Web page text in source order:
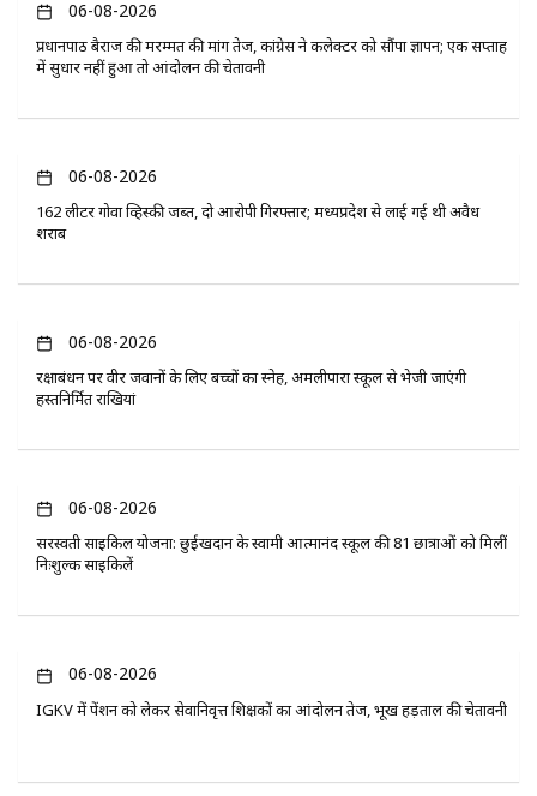
06-08-2026
प्रधानपाठ बैराज की मरम्मत की मांग तेज, कांग्रेस ने कलेक्टर को सौंपा ज्ञापन; एक सप्ताह
में सुधार नहीं हुआ तो आंदोलन की चेतावनी
06-08-2026
162 लीटर गोवा व्हिस्की जब्त, दो आरोपी गिरफ्तार; मध्यप्रदेश से लाई गई थी अवैध
शराब
06-08-2026
रक्षाबंधन पर वीर जवानों के लिए बच्चों का स्नेह, अमलीपारा स्कूल से भेजी जाएंगी
हस्तनिर्मित राखियां
06-08-2026
सरस्वती साइकिल योजना: छुईखदान के स्वामी आत्मानंद स्कूल की 81 छात्राओं को मिलीं
निःशुल्क साइकिलें
06-08-2026
IGKV में पेंशन को लेकर सेवानिवृत्त शिक्षकों का आंदोलन तेज, भूख हड़ताल की चेतावनी